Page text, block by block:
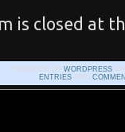
is closed at
POWERED BY WORDPRESS
ENTRIESAND